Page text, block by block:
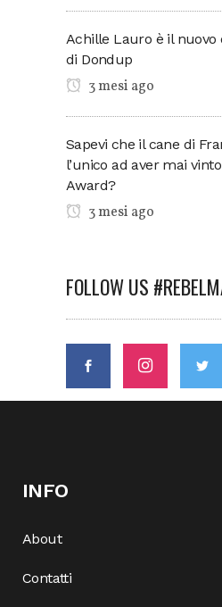
Achille Lauro è il nuovo
di Dondup
3 mesi ago
Sapevi che il cane di
l’unico ad aver mai
Award?
3 mesi ago
FOLLOW US
INFO
About
Contatti